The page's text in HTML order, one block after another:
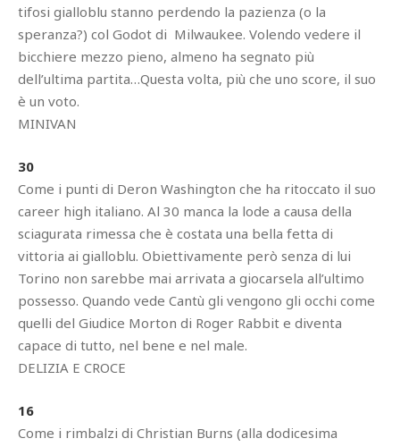
tifosi gialloblu stanno perdendo la pazienza (o la
speranza?) col Godot di Milwaukee. Volendo vedere il
bicchiere mezzo pieno, almeno ha segnato più
dell’ultima partita…Questa volta, più che uno score, il suo
è un voto.
MINIVAN
30
Come i punti di Deron Washington che ha ritoccato il suo
career high italiano. Al 30 manca la lode a causa della
sciagurata rimessa che è costata una bella fetta di
vittoria ai gialloblu. Obiettivamente però senza di lui
Torino non sarebbe mai arrivata a giocarsela all’ultimo
possesso. Quando vede Cantù gli vengono gli occhi come
quelli del Giudice Morton di Roger Rabbit e diventa
capace di tutto, nel bene e nel male.
DELIZIA E CROCE
16
Come i rimbalzi di Christian Burns (alla dodicesima